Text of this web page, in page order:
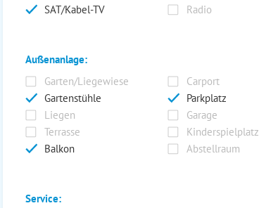
SAT/Kabel-TV
Radio
Außenanlage:
Garten/Liegewiese
Carport
Gartenstühle
Parkplatz
Liegen
Garage
Terrasse
Kinderspielplatz
Balkon
Abstellraum
Service: